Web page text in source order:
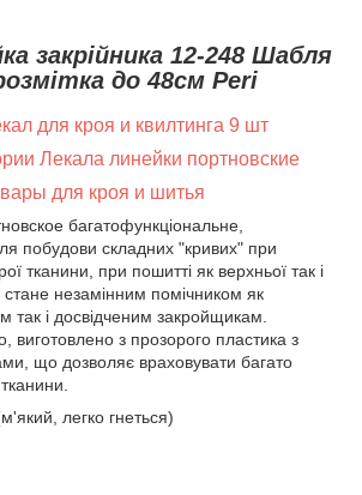
закрійника 12-248 Шабля
до 48см Peri
для кроя и квилтинга 9 шт
Лекала линейки портновские
для кроя и шитья
багатофункціональне,
побудови складних "кривих" при
тканини, при пошитті як верхньої так і
стане незамінним помічником як
так і досвідченим закройщикам.
виготовлено з прозорого пластика з
що дозволяє враховувати багато
легко гнеться)